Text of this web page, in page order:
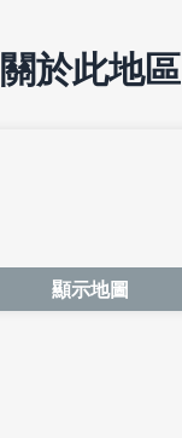
關於此地區
顯示地圖